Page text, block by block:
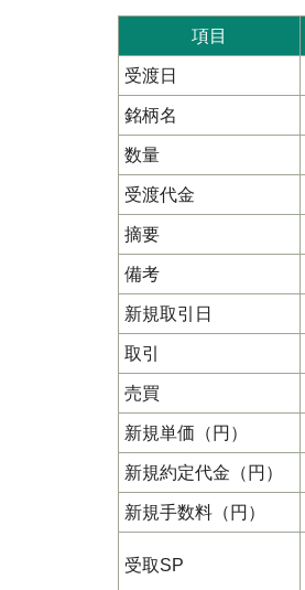
項目
受渡日
銘柄名
数量
受渡代金
摘要
備考
新規取引日
取引
売買
新規単価（円）
新規約定代金（円）
新規手数料（円）
受取SP